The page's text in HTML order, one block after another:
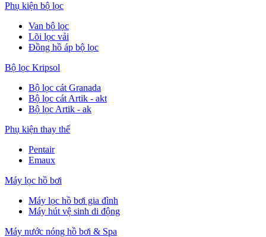
Phụ kiện bộ lọc
Van bộ lọc
Lõi lọc vải
Đồng hồ áp bộ lọc
Bộ lọc Kripsol
Bộ lọc cát Granada
Bộ lọc cát Artik - akt
Bộ lọc Artik - ak
Phụ kiện thay thế
Pentair
Emaux
Máy lọc hồ bơi
Máy lọc hồ bơi gia đình
Máy hút vệ sinh di động
Máy nước nóng hồ bơi & Spa